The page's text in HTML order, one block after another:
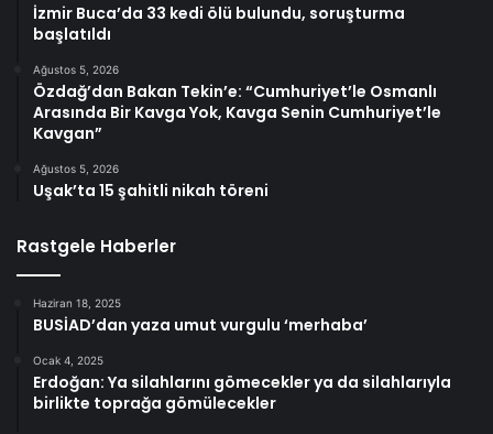
İzmir Buca’da 33 kedi ölü bulundu, soruşturma
başlatıldı
Ağustos 5, 2026
Özdağ’dan Bakan Tekin’e: “Cumhuriyet’le Osmanlı
Arasında Bir Kavga Yok, Kavga Senin Cumhuriyet’le
Kavgan”
Ağustos 5, 2026
Uşak’ta 15 şahitli nikah töreni
Rastgele Haberler
Haziran 18, 2025
BUSİAD’dan yaza umut vurgulu ‘merhaba’
Ocak 4, 2025
Erdoğan: Ya silahlarını gömecekler ya da silahlarıyla
birlikte toprağa gömülecekler